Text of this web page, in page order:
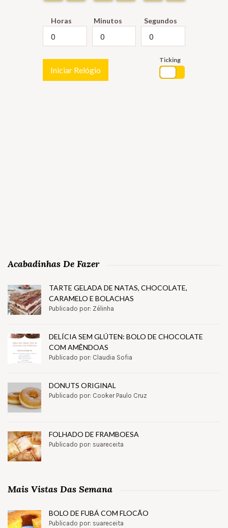
Horas Minutos Segundos
Iniciar Relógio
Ticking
Acabadinhas De Fazer
TARTE GELADA DE NATAS, CHOCOLATE,
CARAMELO E BOLACHAS
Publicado por: Zélinha
DELÍCIA SEM GLÚTEN: BOLO DE CHOCOLATE
COM AMÊNDOAS
Publicado por: Claudia Sofia
DONUTS ORIGINAL
Publicado por: Cooker Paulo Cruz
FOLHADO DE FRAMBOESA
Publicado por: suareceita
Mais Vistas Das Semana
BOLO DE FUBÁ COM FLOCÃO
Publicado por: suareceita